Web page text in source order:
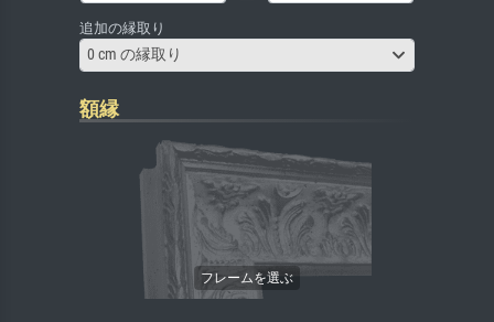
追加の縁取り
0 cm の縁取り
額縁